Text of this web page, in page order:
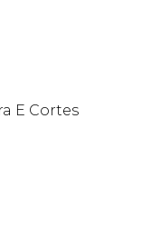
E Cortes